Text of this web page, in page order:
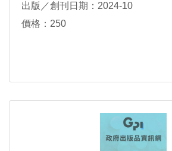
出版／創刊日期：2024-10
價格：250